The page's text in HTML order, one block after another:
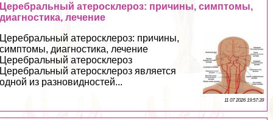
Церебральный атеросклероз: причины, симптомы,
диагностика, лечение
Церебральный атеросклероз: причины,
симптомы, диагностика, лечение
Церебральный атеросклероз
Церебральный атеросклероз является
одной из разновидностей...
11 07 2026 19:57:39